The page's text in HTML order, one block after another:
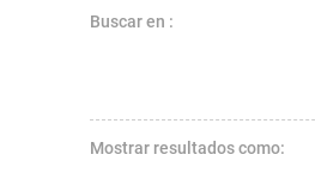
Buscar en :
Mostrar resultados como: